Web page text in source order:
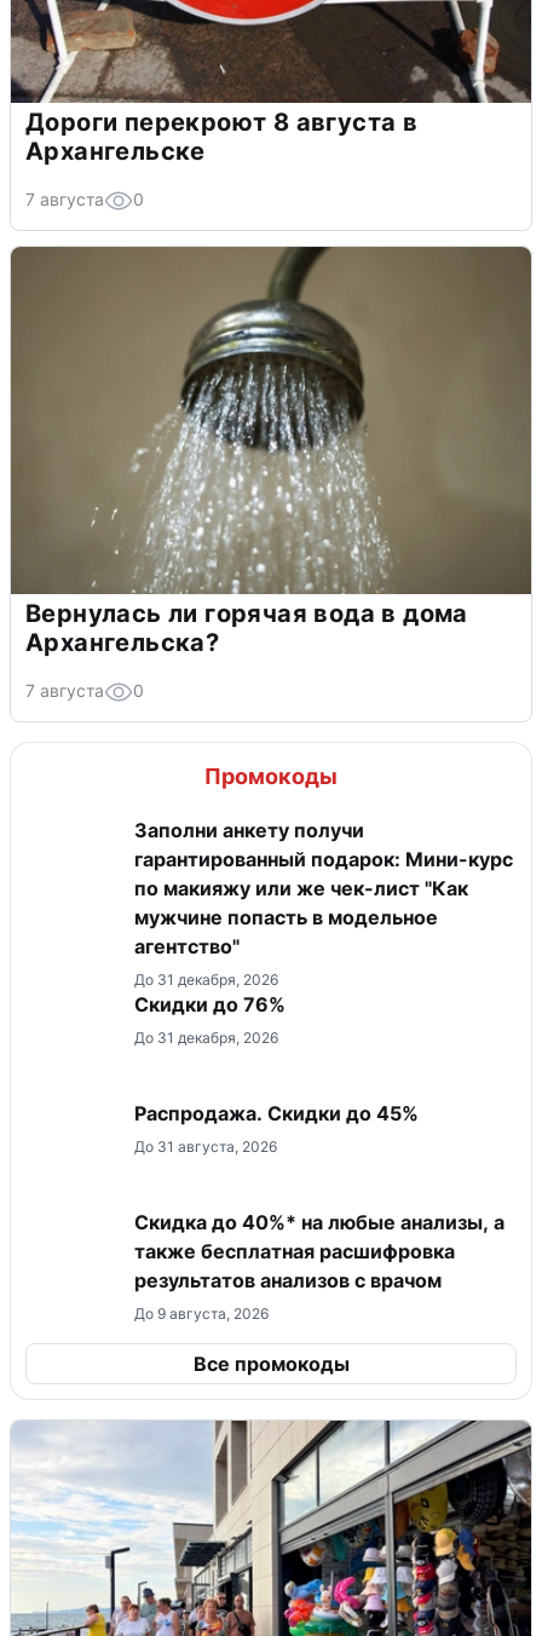
Дороги перекроют 8 августа в
Архангельске
7 августа 0
Вернулась ли горячая вода в дома
Архангельска?
7 августа 0
Промокоды
Заполни анкету получи
гарантированный подарок: Мини-курс
по макияжу или же чек-лист "Как
мужчине попасть в модельное
агентство"
До 31 декабря, 2026
Скидки до 76%
До 31 декабря, 2026
Распродажа. Скидки до 45%
До 31 августа, 2026
Скидка до 40%* на любые анализы, а
также бесплатная расшифровка
результатов анализов с врачом
До 9 августа, 2026
Все промокоды